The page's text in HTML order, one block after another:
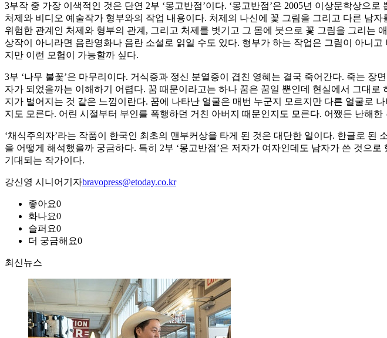
3부작 중 가장 이색적인 것은 단연 2부 ‘몽고반점’이다. ‘몽고반점’은 2005년 이상문학상
처제와 비디오 예술작가 형부와의 작업 내용이다. 처제의 나신에 꽃 그림을 그리고 다른 남
위험한 관계인 처제와 형부의 관계, 그리고 처제를 벗기고 그 몸에 붓으로 꽃 그림을 그리는
상작이 아니라면 음란영화나 음란 소설로 읽일 수도 있다. 형부가 하는 작업은 그림이 아니
지만 이런 모험이 가능할까 싶다.
3부 ‘나무 불꽃’은 마무리이다. 거식증과 정신 분열증이 겹친 영혜는 결국 죽어간다. 죽는
자가 되었을까는 이해하기 어렵다. 꿈 때문이라고는 하나 꿈은 꿈일 뿐인데 현실에서 그대
지가 벌어지는 것 같은 느낌이란다. 꿈에 나타난 얼굴은 매번 누군지 모르지만 다른 얼굴로
지도 모른다. 어린 시절부터 부인를 폭행하던 거친 아버지 때문인지도 모른다. 어쨌든 난해
‘채식주의자’라는 작품이 한국인 최초의 맨부커상을 타게 된 것은 대단한 일이다. 한글로
을 어떻게 해석했을까 궁금하다. 특히 2부 ‘몽고반점’은 저자가 여자인데도 남자가 쓴 것으
기대되는 작가이다.
강신영 시니어기자bravopress@etoday.co.kr
좋아요0
화나요0
슬퍼요0
더 궁금해요0
최신뉴스